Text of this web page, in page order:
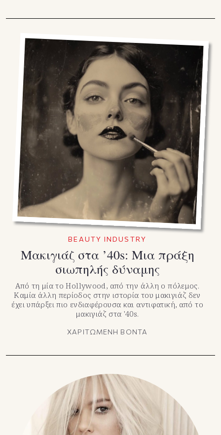
BEAUTY INDUSTRY
Μακιγιάζ στα ’40s: Μια πράξη
σιωπηλής δύναμης
Από τη μία το Hollywood, από την άλλη ο πόλεμος.
Καμία άλλη περίοδος στην ιστορία του μακιγιάζ δεν
έχει υπάρξει πιο ενδιαφέρουσα και αντιφατική, από το
μακιγιάζ στα '40s.
ΧΑΡΙΤΩΜΕΝΗ ΒΟΝΤΑ